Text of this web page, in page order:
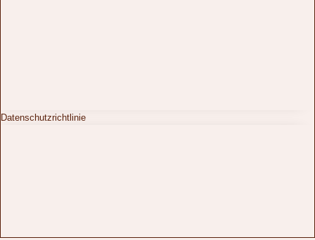
Datenschutzrichtlinie